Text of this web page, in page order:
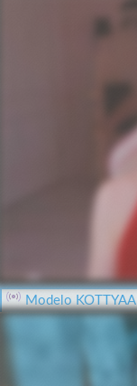
Modelo KOTTYAA